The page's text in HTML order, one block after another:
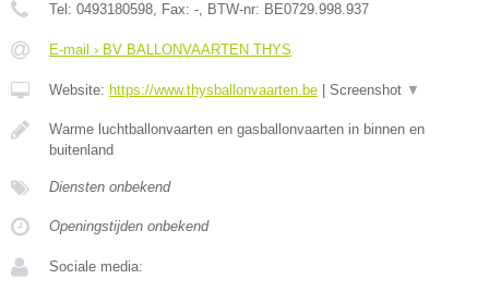
Tel: 0493180598, Fax: -, BTW-nr: BE0729.998.937
E-mail › BV BALLONVAARTEN THYS
Website: https://www.thysballonvaarten.be Screenshot ▼
Warme luchtballonvaarten en gasballonvaarten in binnen en
buitenland
Diensten onbekend
Openingstijden onbekend
Sociale media: